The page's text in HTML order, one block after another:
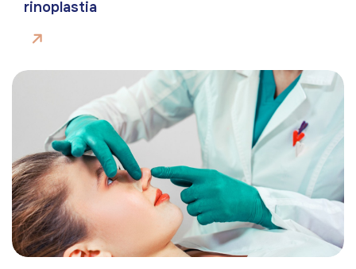
rinoplastia